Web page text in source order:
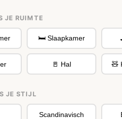
JE RUIMTE
🛏️ Slaapkamer
🚪 Hal 🧸
JE STIJL
Scandinavisch